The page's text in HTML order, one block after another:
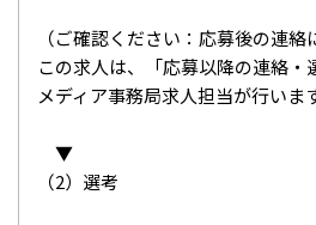
（ご確認ください：応募後の連絡
この求人は、「応募以降の連絡・
メディア事務局求人担当が行いま
▼
（2）選考